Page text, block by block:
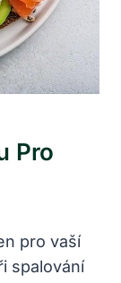
Pro
pro vaší
spalování